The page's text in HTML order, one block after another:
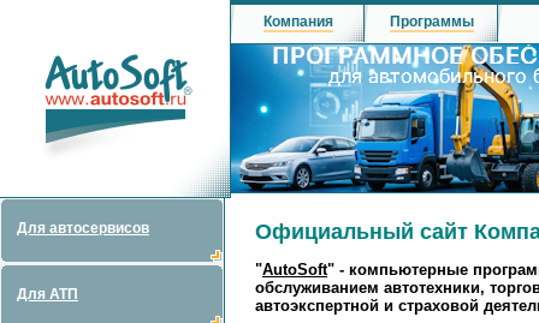
Для автосервисов
Для АТП
Компания Программы
Официальный сайт
"AutoSoft" - компьютерные
обслуживанием автотехники,
автоэкспертной и страховой